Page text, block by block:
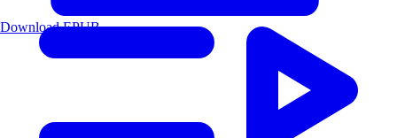
Download EPUB